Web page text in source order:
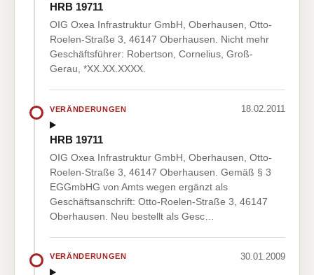
HRB 19711
OIG Oxea Infrastruktur GmbH, Oberhausen, Otto-
Roelen-Straße 3, 46147 Oberhausen. Nicht mehr
Geschäftsführer: Robertson, Cornelius, Groß-
Gerau, *XX.XX.XXXX.
VERÄNDERUNGEN 18.02.2011
HRB 19711
OIG Oxea Infrastruktur GmbH, Oberhausen, Otto-
Roelen-Straße 3, 46147 Oberhausen. Gemäß § 3
EGGmbHG von Amts wegen ergänzt als
Geschäftsanschrift: Otto-Roelen-Straße 3, 46147
Oberhausen. Neu bestellt als Gesc…
VERÄNDERUNGEN 30.01.2009